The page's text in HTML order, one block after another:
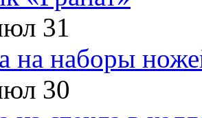
31
на наборы
30